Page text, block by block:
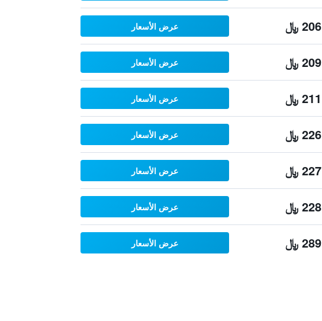
206 ﷼ عرض الأسعار
209 ﷼ عرض الأسعار
211 ﷼ عرض الأسعار
226 ﷼ عرض الأسعار
227 ﷼ عرض الأسعار
228 ﷼ عرض الأسعار
289 ﷼ عرض الأسعار